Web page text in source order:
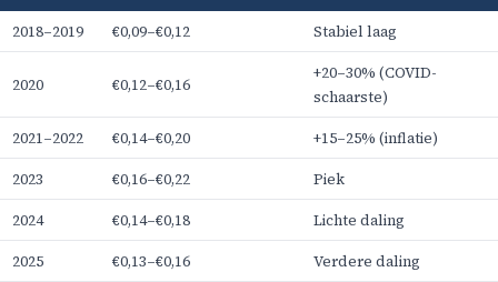
2018–2019 €0,09–€0,12 Stabiel laag
2020 €0,12–€0,16
+20–30% (COVID-
schaarste)
2021–2022 €0,14–€0,20 +15–25% (inflatie)
2023 €0,16–€0,22 Piek
2024 €0,14–€0,18 Lichte daling
2025 €0,13–€0,16 Verdere daling